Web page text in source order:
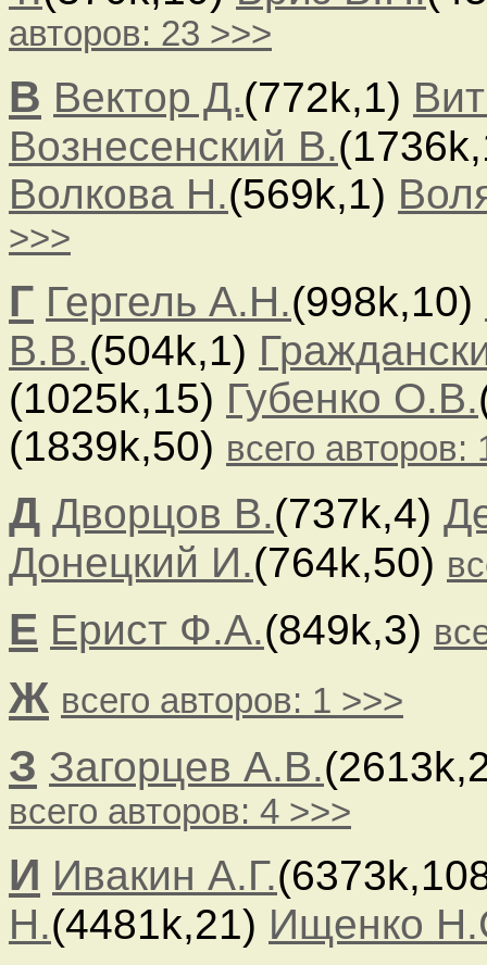
авторов: 23 >>>
В Вектор Д.(772k,1)
Вознесенский В.
Волкова Н.(569k,1)
>>>
Г Гергель А.Н.(998k,10)
В.В.(504k,1)
(1025k,15) Губенко О.В.
(1839k,50) всего авторов:
Д Дворцов В.(737k,4)
Донецкий И.(764k,50)
Е Ерист Ф.А.(849k,3)
Ж всего авторов: 1 >>>
З Загорцев А.В.
всего авторов: 4 >>>
И Ивакин А.Г.
Н.(4481k,21) Ищенко